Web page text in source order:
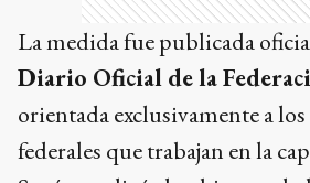
La medida fue publicada
Diario Oficial de la
orientada exclusivamente a
federales que trabajan en la